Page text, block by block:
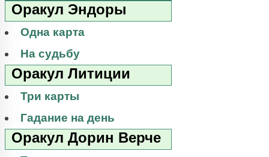
Оракул Эндоры
Одна карта
На судьбу
Оракул Литиции
Три карты
Гадание на день
Оракул Дорин Верче